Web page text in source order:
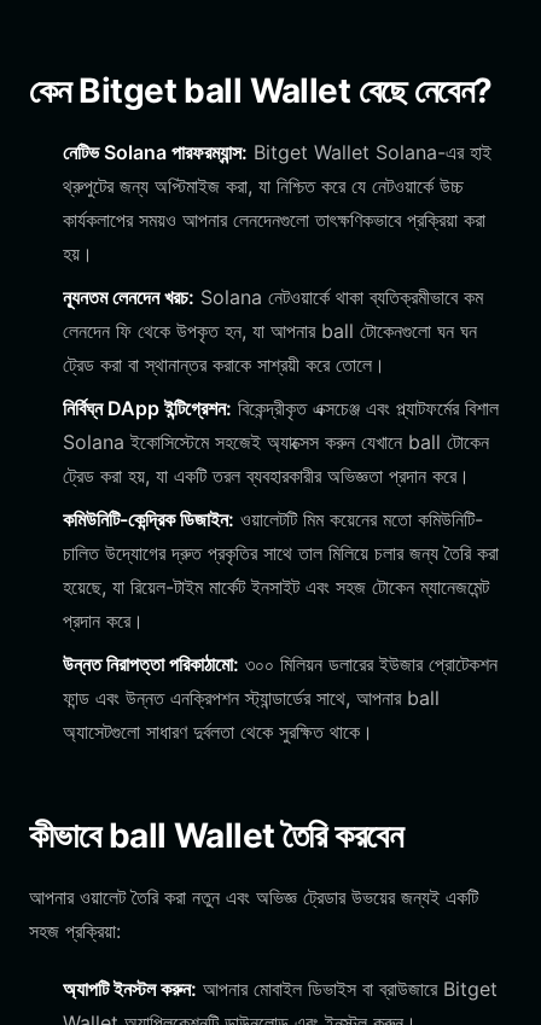
কেন Bitget ball Wallet বেছে নেবেন?
নেটিভ Solana পারফরম্যান্স: Bitget Wallet Solana-এর হাই
থ্রুপুটের জন্য অপ্টিমাইজ করা, যা নিশ্চিত করে যে নেটওয়ার্কে উচ্চ
কার্যকলাপের সময়ও আপনার লেনদেনগুলো তাৎক্ষণিকভাবে প্রক্রিয়া করা
হয়।
ন্যূনতম লেনদেন খরচ: Solana নেটওয়ার্কে থাকা ব্যতিক্রমীভাবে কম
লেনদেন ফি থেকে উপকৃত হন, যা আপনার ball টোকেনগুলো ঘন ঘন
ট্রেড করা বা স্থানান্তর করাকে সাশ্রয়ী করে তোলে।
নির্বিঘ্ন DApp ইন্টিগ্রেশন: বিকেন্দ্রীকৃত এক্সচেঞ্জ এবং প্ল্যাটফর্মের বিশাল
Solana ইকোসিস্টেমে সহজেই অ্যাক্সেস করুন যেখানে ball টোকেন
ট্রেড করা হয়, যা একটি তরল ব্যবহারকারীর অভিজ্ঞতা প্রদান করে।
কমিউনিটি-কেন্দ্রিক ডিজাইন: ওয়ালেটটি মিম কয়েনের মতো কমিউনিটি-
চালিত উদ্যোগের দ্রুত প্রকৃতির সাথে তাল মিলিয়ে চলার জন্য তৈরি করা
হয়েছে, যা রিয়েল-টাইম মার্কেট ইনসাইট এবং সহজ টোকেন ম্যানেজমেন্ট
প্রদান করে।
উন্নত নিরাপত্তা পরিকাঠামো: ৩০০ মিলিয়ন ডলারের ইউজার প্রোটেকশন
ফান্ড এবং উন্নত এনক্রিপশন স্ট্যান্ডার্ডের সাথে, আপনার ball
অ্যাসেটগুলো সাধারণ দুর্বলতা থেকে সুরক্ষিত থাকে।
কীভাবে ball Wallet তৈরি করবেন
আপনার ওয়ালেট তৈরি করা নতুন এবং অভিজ্ঞ ট্রেডার উভয়ের জন্যই একটি
সহজ প্রক্রিয়া:
অ্যাপটি ইনস্টল করুন: আপনার মোবাইল ডিভাইস বা ব্রাউজারে Bitget